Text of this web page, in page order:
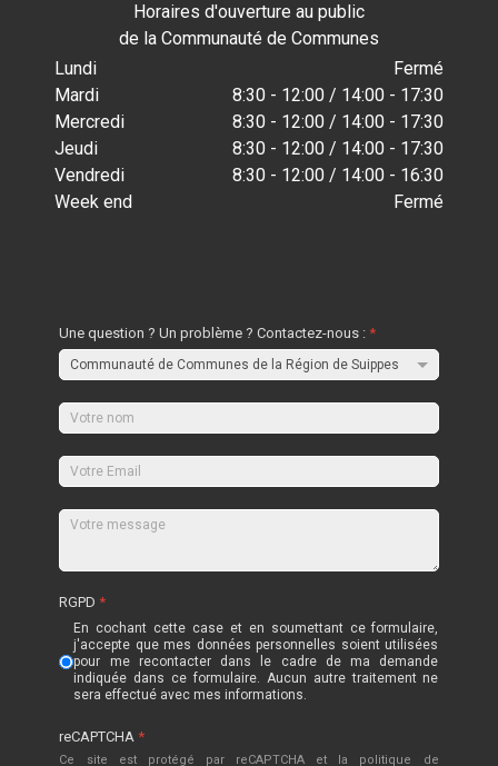
Horaires d'ouverture au public
de la Communauté de Communes
Lundi
Fermé
Mardi
8:30 - 12:00 / 14:00 - 17:30
Mercredi
8:30 - 12:00 / 14:00 - 17:30
Jeudi
8:30 - 12:00 / 14:00 - 17:30
Vendredi
8:30 - 12:00 / 14:00 - 16:30
Week end
Fermé
Une question ? Un problème ? Contactez-nous :*
RGPD*
En cochant cette case et en soumettant ce formulaire,
j'accepte que mes données personnelles soient utilisées
pour me recontacter dans le cadre de ma demande
indiquée dans ce formulaire. Aucun autre traitement ne
sera effectué avec mes informations.
reCAPTCHA*
Ce site est protégé par reCAPTCHA et la politique de